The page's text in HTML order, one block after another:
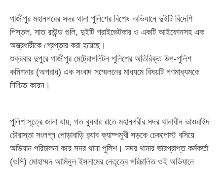
গাজীপুর মহানগরের সদর থানা পুলিশের বিশেষ অভিযানে দুইটি বিদেশি
পিস্তল, সাত রাউন্ড গুলি, দুইটি প্রাইভেটকার ও একটি আইফোনসহ এক
অস্ত্রধারীকে গ্রেপ্তার করা হয়েছে।
শুক্রবার দুপুরে গাজীপুর মেট্রোপলিটন পুলিশের অতিরিক্ত উপ-পুলিশ
কমিশনার (অপরাধ) এক সংবাদ সম্মেলনের মাধ্যমে বিষয়টি গণমাধ্যমকে
নিশ্চিত করেন।
পুলিশ সূত্রে জানা যায়, গত বুধবার রাতে মহানগরীর সদর থানাধীন ভাওরাইদ
চৌরাস্তা সংলগ্ন পোড়াবাড়ি র‍্যাব ক্যাম্পমুখী সড়কে চেকপোস্ট বসিয়ে
অভিযান পরিচালনা করে সদর থানা পুলিশ। সদর থানার ভারপ্রাপ্ত কর্মকর্তা
(ওসি) মোহাম্মদ আমিনুল ইসলামের নেতৃত্বে পরিচালিত ওই অভিযানে